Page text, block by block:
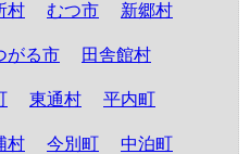
村 むつ市 新郷村
がる市 田舎館村
東通村 平内町
村 今別町 中泊町